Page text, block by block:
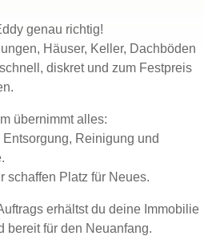
genau richtig!
Häuser, Keller, Dachböden
diskret und zum Festpreis
übernimmt alles:
Reinigung und
schaffen Platz für Neues.
erhältst du deine Immobilie
bereit für den Neuanfang.